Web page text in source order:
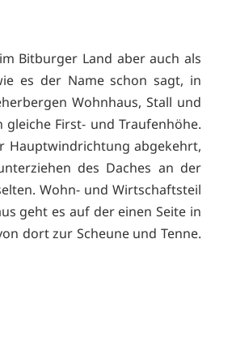
Bitburger Land aber auch als
es der Name schon sagt, in
Wohnhaus, Stall und
gleiche First- und Traufenhöhe.
Hauptwindrichtung abgekehrt,
des Daches an der
Wohn- und Wirtschaftsteil
geht es auf der einen Seite in
dort zur Scheune und Tenne.